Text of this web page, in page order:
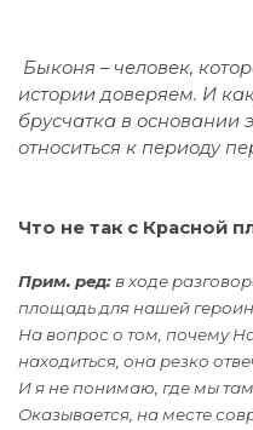
Быконя – человек,
истории доверяем. И
брусчатка в основании
относиться к периоду
Что не так с Красной
Прим. ред:в ходе
площадь для нашей
На вопрос о том, почему
находиться, она резко
И я не понимаю, где мы
Оказывается, на месте